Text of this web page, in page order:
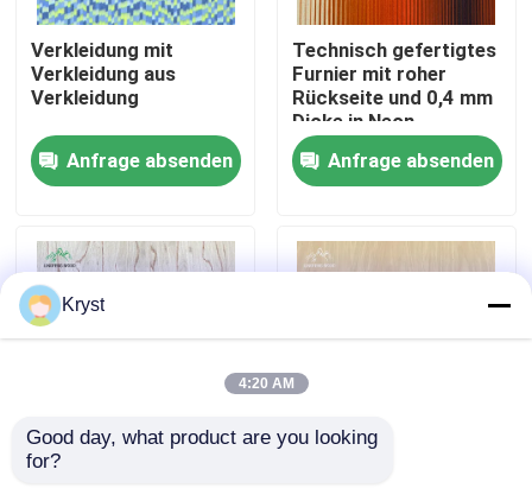
Über uns
Werksbesichtigung
Qualitätskontrolle
Kontakt mit uns
Neuigkeiten
Verkleidung mit
Verkleidung aus
Verkleidung
Anfrage absenden
Technisch gefertigtes
Furnier mit roher
Rückseite und 0,4 mm
Dicke in Neon-
Sonnenuntergangsfarbe
Anfrage absenden
Rare Birch Burl Farbe
Kryst
4:20 AM
Good day, what product are you looking
for?